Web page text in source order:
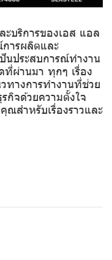
บริการของเอส แอล
ารผลิตและ
นประสบการณ์ทำงาน
ผ่านมา ทุกๆ เรื่อง
ทางการทำงานที่ช่วย
กิจด้วยความตั้งใจ
ณสำหรับเรื่องราวและ